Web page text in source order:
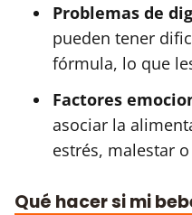
Problemas de
pueden tener
fórmula, lo que
Factores
asociar la
estrés, malestar
Qué hacer si mi